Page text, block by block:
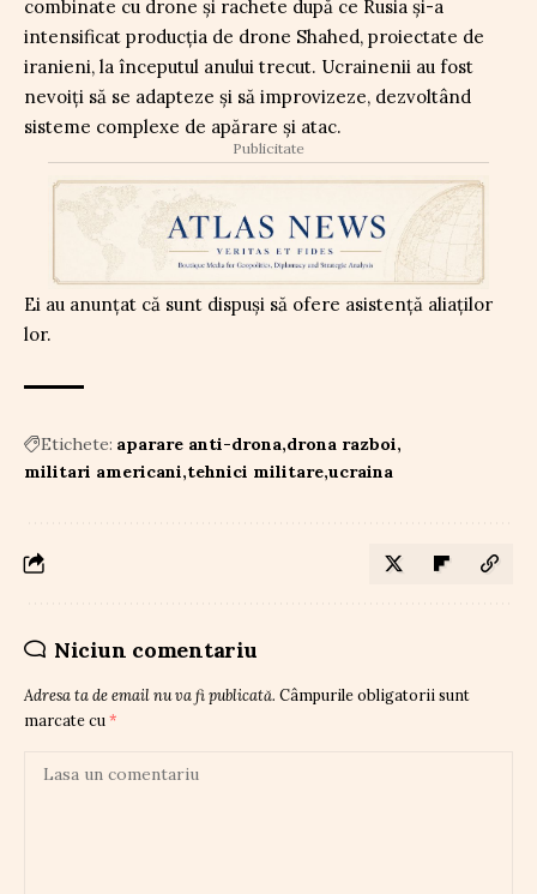
combinate cu drone şi rachete după ce Rusia şi-a
intensificat producţia de drone Shahed, proiectate de
iranieni, la începutul anului trecut. Ucrainenii au fost
nevoiți să se adapteze și să improvizeze, dezvoltând
sisteme complexe de apărare și atac.
Publicitate
Ei au anunțat că sunt dispuși să ofere asistență aliaților
lor.
Etichete: aparare anti-drona drona razboi
militari americani tehnici militare ucraina
Niciun comentariu
Adresa ta de email nu va fi publicată. Câmpurile obligatorii sunt
marcate cu *